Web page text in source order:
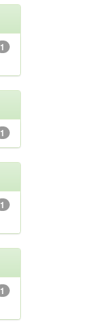
1
1
1
1